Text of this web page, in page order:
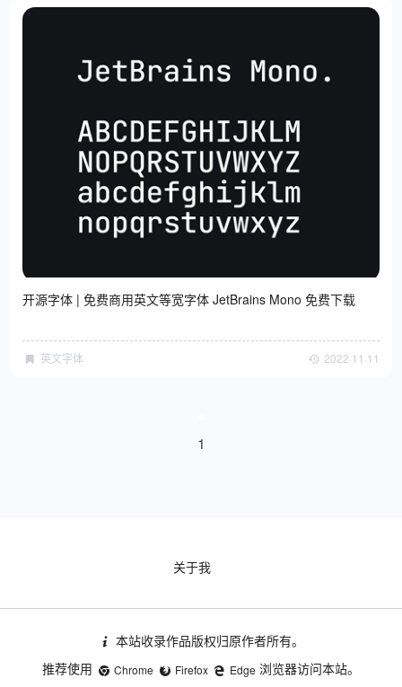
开源字体 | 免费商用英文等宽字体 JetBrains Mono 免费下载
英文字体 2022·11·11
1
关于我
本站收录作品版权归原作者所有。
推荐使用
Chrome Firefox Edge 浏览器访问本站。